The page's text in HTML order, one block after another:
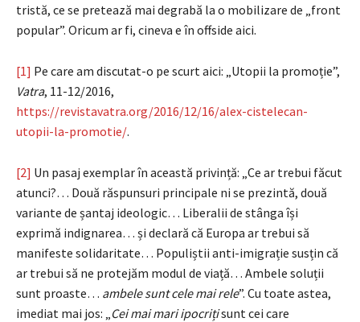
tristă, ce se pretează mai degrabă la o mobilizare de „front
popular”. Oricum ar fi, cineva e în offside aici.
[1] Pe care am discutat-o pe scurt aici: „Utopii la promoție”,
Vatra, 11-12/2016,
https://revistavatra.org/2016/12/16/alex-cistelecan-
utopii-la-promotie/.
[2] Un pasaj exemplar în această privință: „Ce ar trebui făcut
atunci?… Două răspunsuri principale ni se prezintă, două
variante de șantaj ideologic… Liberalii de stânga își
exprimă indignarea… și declară că Europa ar trebui să
manifeste solidaritate… Populiștii anti-imigrație susțin că
ar trebui să ne protejăm modul de viață… Ambele soluții
sunt proaste… ambele sunt cele mai rele”. Cu toate astea,
imediat mai jos: „ Cei mai mari ipocrițisunt cei care